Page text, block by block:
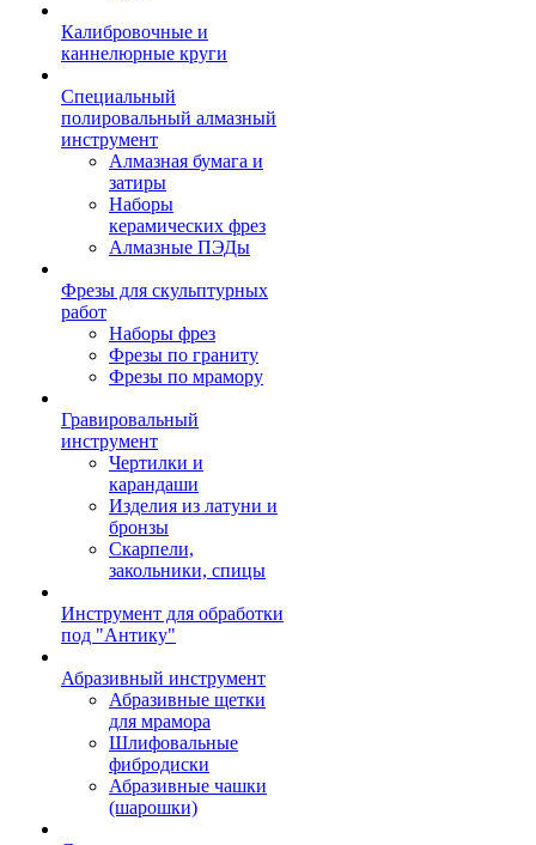
Калибровочные и
каннелюрные круги
Специальный
полировальный алмазный
инструмент
Алмазная бумага и
затиры
Наборы
керамических фрез
Алмазные ПЭДы
Фрезы для скульптурных
работ
Наборы фрез
Фрезы по граниту
Фрезы по мрамору
Гравировальный
инструмент
Чертилки и
карандаши
Изделия из латуни и
бронзы
Скарпели,
закольники, спицы
Инструмент для обработки
под "Антику"
Абразивный инструмент
Абразивные щетки
для мрамора
Шлифовальные
фибродиски
Абразивные чашки
(шарошки)